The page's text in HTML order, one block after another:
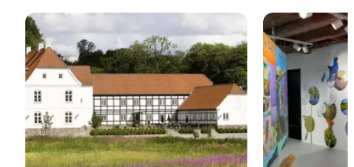
Haraldskær Hovedgård Porten til